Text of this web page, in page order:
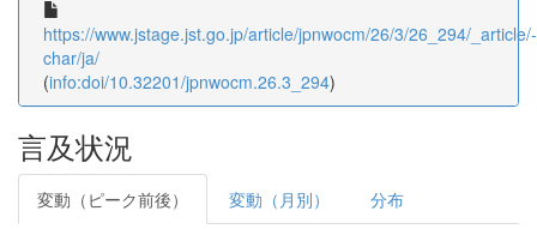
https://www.jstage.jst.go.jp/article/jpnwocm/26/3/26_294/_article/-
char/ja/
(info:doi/10.32201/jpnwocm.26.3_294)
言及状況
変動（ピーク前後） 変動（月別） 分布